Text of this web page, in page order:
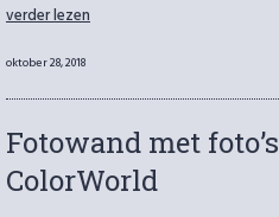
“De
–
in
tijd”
verder lezen
Geplaatst
oktober 28, 2018
Fotowand met foto’s
ColorWorld